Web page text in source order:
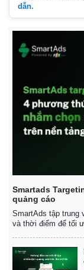
Thế giới
Hồ sơ
dẫn.
Smartads
quảng cáo
SmartAds tập trung
và thời điểm để tối